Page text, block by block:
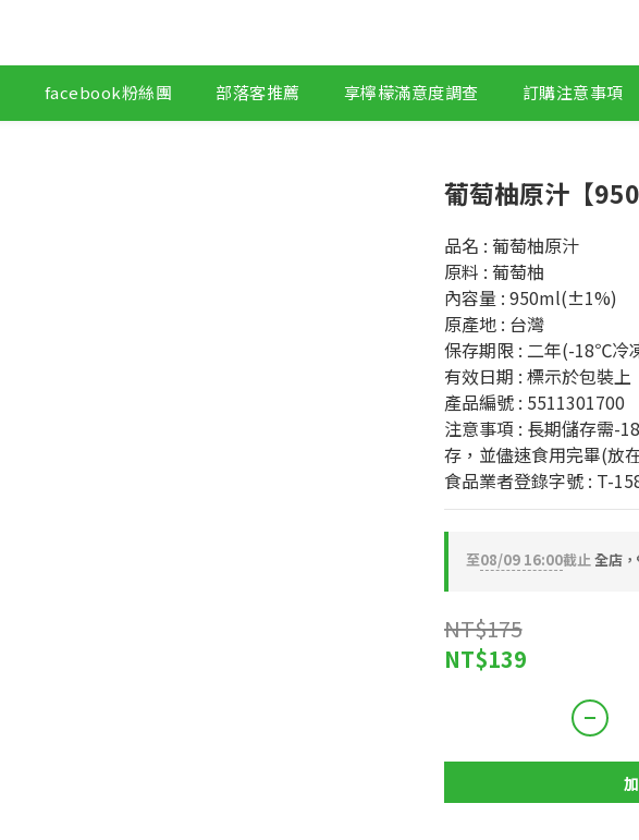
facebook粉絲團 部落客推薦 享檸檬滿意度調查 訂購注意事項
葡萄柚原汁【
品名 : 葡萄柚原汁
原料 : 葡萄柚
內容量 : 950ml(±1%)
原產地 : 台灣
保存期限 : 二年(-18℃冷
有效日期 : 標示於包裝上
產品編號 : 5511301700
注意事項 : 長期儲存需-
存，並儘速食用完畢(放
食品業者登錄字號 : T-
至08/09 16:00截止全店，
NT$175
NT$139